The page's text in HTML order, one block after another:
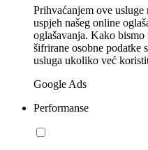
Prihvaćanjem ove
uspjeh našeg online
oglašavanja. Kako
šifrirane osobne podatke
usluga ukoliko već
Google Ads
Performanse